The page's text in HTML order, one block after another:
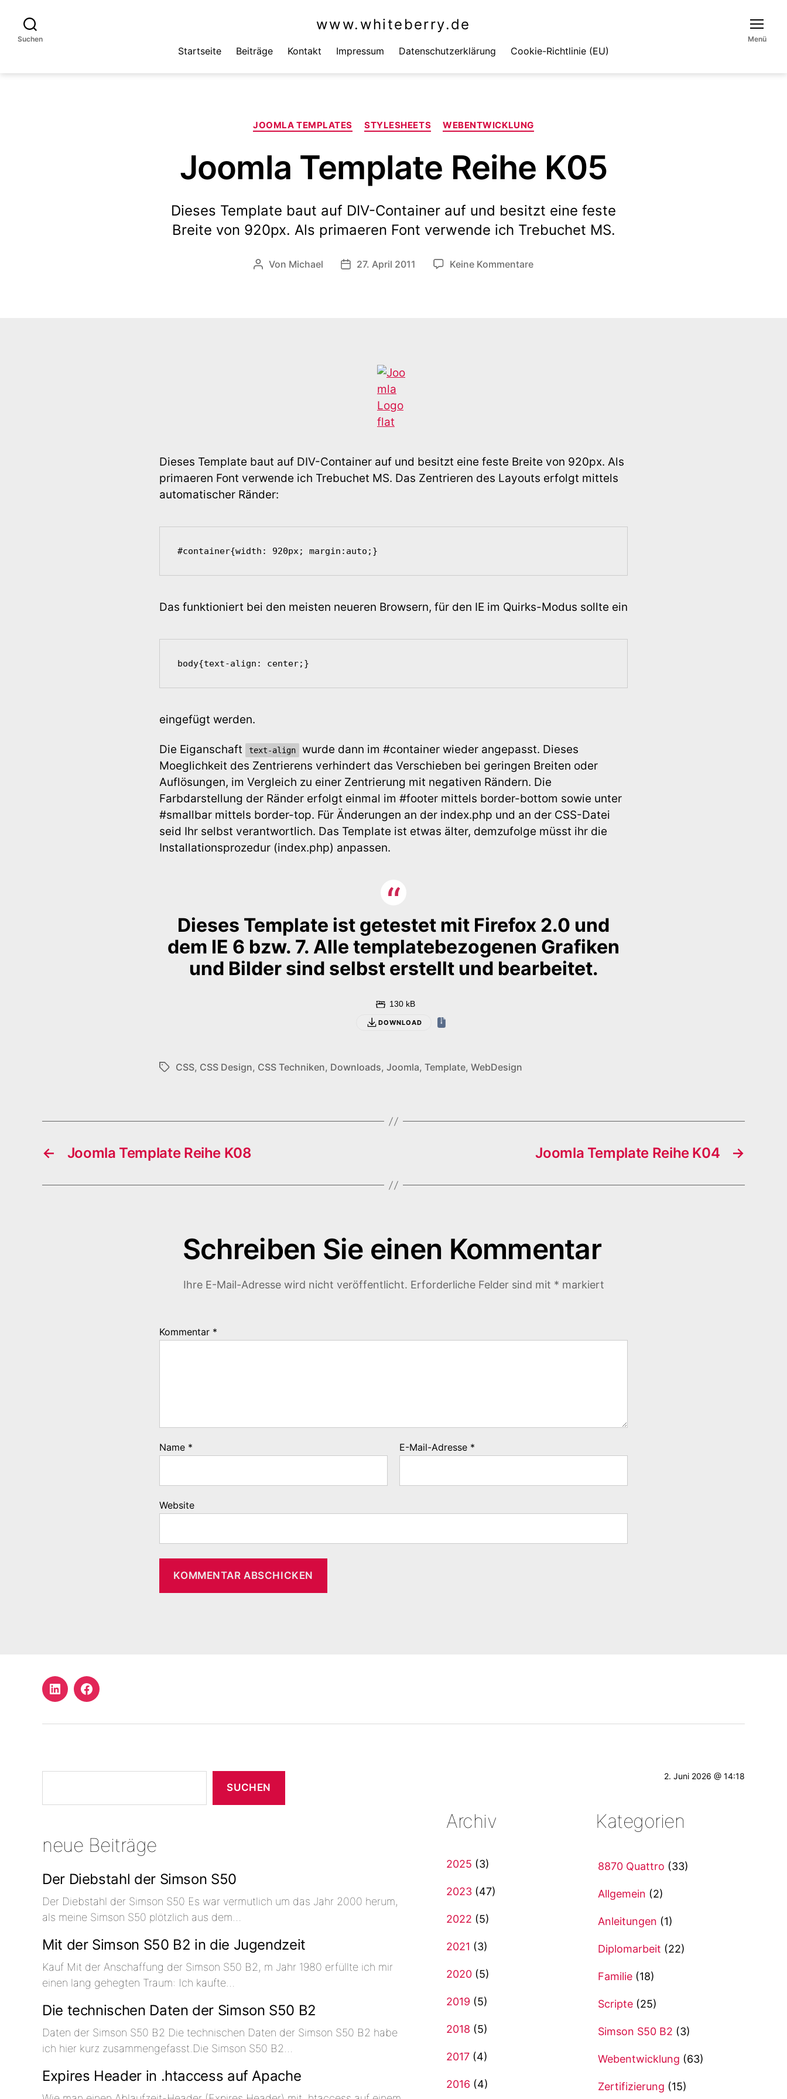
www.whiteberry.de
Startseite Beiträge Kontakt Impressum Datenschutzerklärung Cookie-Richtlinie (EU)
Menü
Suchen
Kategorien
JOOMLA TEMPLATES STYLESHEETS WEBENTWICKLUNG
Joomla Template Reihe K05
Dieses Template baut auf DIV-Container auf und besitzt eine feste
Breite von 920px. Als primaeren Font verwende ich Trebuchet MS.
Beitragsautor
Von Michael Veröffentlichungsdatum
27. April 2011 Keine Kommentarezu
Dieses Template baut auf DIV-Container auf und besitzt eine feste Breite von 920px. Als
primaeren Font verwende ich Trebuchet MS. Das Zentrieren des Layouts erfolgt mittels
automatischer Ränder:
#container{width: 920px; margin:auto;}
Das funktioniert bei den meisten neueren Browsern, für den IE im Quirks-Modus sollte ein
body{text-align: center;}
eingefügt werden.
Die Eiganschaft text-align
wurde dann im #container wieder angepasst. Dieses
Moeglichkeit des Zentrierens verhindert das Verschieben bei geringen Breiten oder
Auflösungen, im Vergleich zu einer Zentrierung mit negativen Rändern. Die
Farbdarstellung der Ränder erfolgt einmal im #footer mittels border-bottom sowie unter
#smallbar mittels border-top. Für Änderungen an der index.php und an der CSS-Datei
seid Ihr selbst verantwortlich. Das Template ist etwas älter, demzufolge müsst ihr die
Installationsprozedur (index.php) anpassen.
Dieses Template ist getestet mit Firefox 2.0 und
dem IE 6 bzw. 7. Alle templatebezogenen Grafiken
und Bilder sind selbst erstellt und bearbeitet.
DOWNLOAD
130 kB
Schlagwörter
CSS, CSS Design, CSS Techniken, Downloads, Joomla, Template, WebDesign
← Joomla Template Reihe K08 →
Joomla Template Reihe K04
Schreiben Sie einen Kommentar
Ihre E-Mail-Adresse wird nicht veröffentlicht. Erforderliche Felder sind mit * markiert
Kommentar *
Name * E-Mail-Adresse *
Website
LinkedInFacebook
SUCHEN
neue Beiträge
Der Diebstahl der Simson S50
Der Diebstahl der Simson S50 Es war vermutlich um das Jahr 2000 herum,
als meine Simson S50 plötzlich aus dem…
Mit der Simson S50 B2 in die Jugendzeit
Kauf Mit der Anschaffung der Simson S50 B2, m Jahr 1980 erfüllte ich mir
einen lang gehegten Traum: Ich kaufte…
Die technischen Daten der Simson S50 B2
Daten der Simson S50 B2 Die technischen Daten der Simson S50 B2 habe
ich hier kurz zusammengefasst.Die Simson S50 B2…
Expires Header in .htaccess auf Apache
2. Juni 2026 @ 14:18
Archiv
2025 (3)
2023 (47)
2022 (5)
2021 (3)
2020 (5)
2019 (5)
2018 (5)
2017 (4)
2016 (4)
Kategorien
8870 Quattro (33)
Allgemein (2)
Anleitungen (1)
Diplomarbeit (22)
Familie (18)
Scripte (25)
Simson S50 B2 (3)
Webentwicklung (63)
Zertifizierung (15)